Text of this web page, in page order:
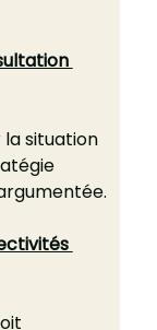
situation